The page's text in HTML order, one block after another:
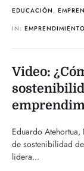
EDUCACIÓN ,
IN:
Video:
Eduardo
de sostenibilidad
lidera...